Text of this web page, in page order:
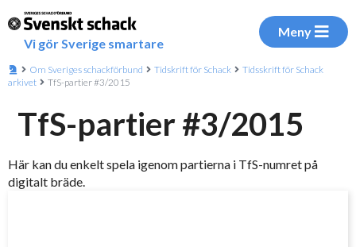
Vi gör Sverige smartare
Meny
Om Sveriges schackförbund Tidskrift för Schack
Tidsskrift för Schack
arkivet
TfS-partier #3/2015
TfS-partier #3/2015
Här kan du enkelt spela igenom partierna i TfS-numret på
digitalt bräde.